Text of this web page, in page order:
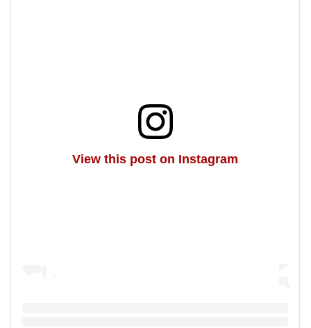
View this post on Instagram